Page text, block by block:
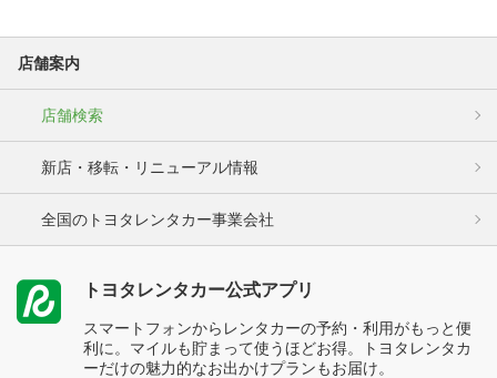
店舗案内
店舗検索
新店・移転・リニューアル情報
全国のトヨタレンタカー事業会社
トヨタレンタカー公式アプリ
スマートフォンからレンタカーの予約・利用がもっと便
利に。マイルも貯まって使うほどお得。トヨタレンタカ
ーだけの魅力的なお出かけプランもお届け。